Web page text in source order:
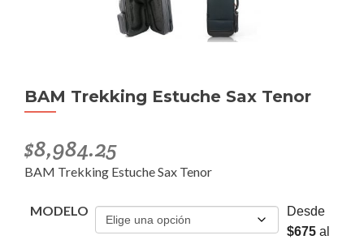
BAM Trekking Estuche Sax Tenor
$8,984.25
BAM Trekking Estuche Sax Tenor
MODELO
Desde
$675 al